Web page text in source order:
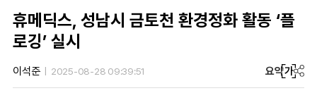
휴메딕스, 성남시 금토천 환경정화 활동 ‘플
로깅’ 실시
이석준 2025-08-28 09:39:51 요약가